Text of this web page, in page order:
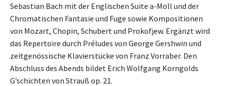
Sebastian Bach mit der Englischen Suite a-Moll und der
Chromatischen Fantasie und Fuge sowie Kompositionen
von Mozart, Chopin, Schubert und Prokofjew. Ergänzt wird
das Repertoire durch Préludes von George Gershwin und
zeitgenössische Klavierstücke von Franz Vorraber. Den
Abschluss des Abends bildet Erich Wolfgang Korngolds
G’schichten von Strauß op. 21.